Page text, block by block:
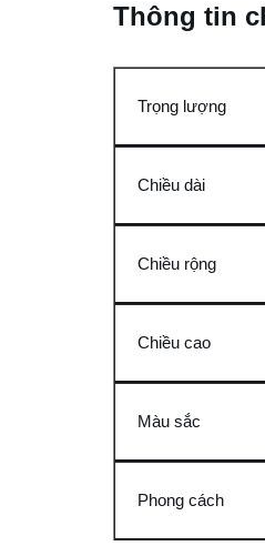
Thông tin
Trọng lượng
Chiều dài
Chiều rộng
Chiều cao
Màu sắc
Phong cách